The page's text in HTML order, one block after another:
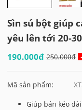
Sìn sú bột giúp
yêu lên tới 20-
190.000đ 250.000đ
Mã sản phẩm:
Giúp bán kéo